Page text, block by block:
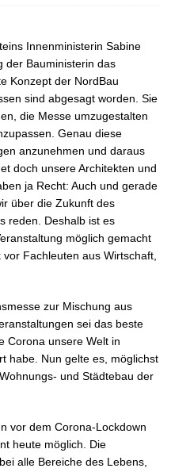
Innenministerin Sabine
der Bauministerin das
Konzept der NordBau
sind abgesagt worden. Sie
die Messe umzugestalten
Genau diese
anzunehmen und daraus
doch unsere Architekten und
ja Recht: Auch und gerade
über die Zukunft des
reden. Deshalb ist es
möglich gemacht
vor Fachleuten aus Wirtschaft,
zur Mischung aus
sei das beste
Corona unsere Welt in
habe. Nun gelte es, möglichst
und Städtebau der
vor dem Corona-Lockdown
heute möglich. Die
alle Bereiche des Lebens,